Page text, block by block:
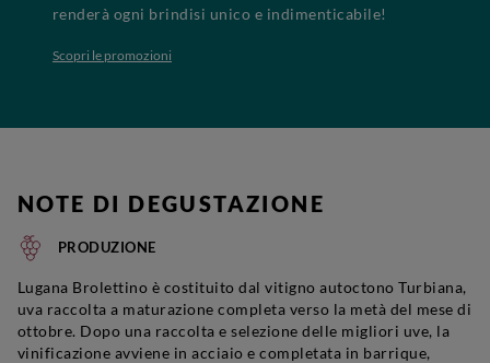
renderà ogni brindisi unico e indimenticabile!
Scopri le promozioni
NOTE DI DEGUSTAZIONE
PRODUZIONE
Lugana Brolettino è costituito dal vitigno autoctono Turbiana,
uva raccolta a maturazione completa verso la metà del mese di
ottobre. Dopo una raccolta e selezione delle migliori uve, la
vinificazione avviene in acciaio e completata in barrique,